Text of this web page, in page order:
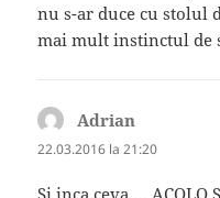
nu s-ar duce cu stolul
mai mult instinctul de
Adrian
22.03.2016 la 21:20
Si inca ceva … ACOLO